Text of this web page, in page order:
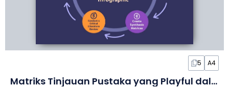
5 A4
Matriks Tinjauan Pustaka yang Playful dalam Infografis